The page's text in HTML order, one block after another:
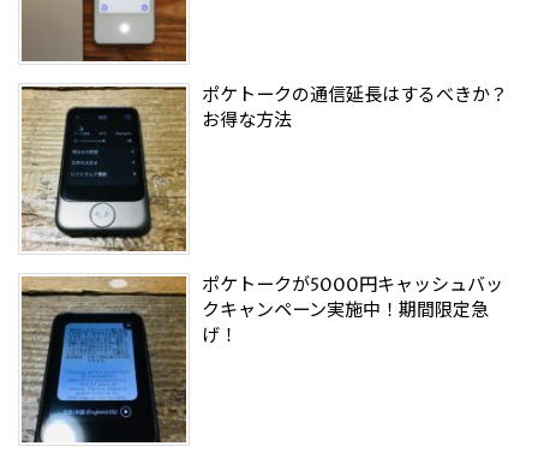
ポケトークの通信延長はするべきか？
お得な方法
ポケトークが5000円キャッシュバッ
クキャンペーン実施中！期間限定急
げ！